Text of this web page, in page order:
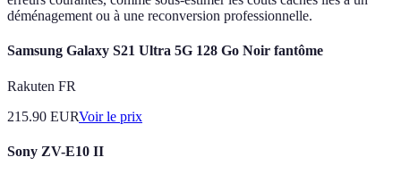
déménagement ou à une reconversion professionnelle.
Samsung Galaxy S21 Ultra 5G 128 Go Noir fantôme
Rakuten FR
215.90 EURVoir le prix
Sony ZV-E10 II